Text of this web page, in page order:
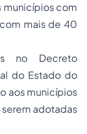
municípios com
mais de 40
no Decreto
do Estado do
aos municípios
adotadas